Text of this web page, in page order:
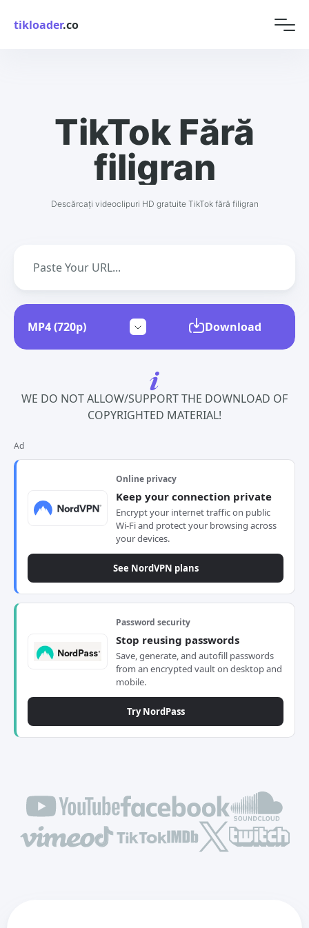
tikloader.co
TikTok Fără
filigran
Descărcați videoclipuri HD gratuite TikTok fără filigran
Download
WE DO NOT ALLOW/SUPPORT THE DOWNLOAD OF
COPYRIGHTED MATERIAL!
Ad
Online privacy
Keep your connection private
Encrypt your internet traffic on public
Wi-Fi and protect your browsing across
your devices.
See NordVPN plans
Password security
Stop reusing passwords
Save, generate, and autofill passwords
from an encrypted vault on desktop and
mobile.
Try NordPass